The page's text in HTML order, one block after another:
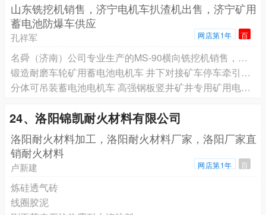
山东铣挖机销售，济宁电机车扒渣机出售，济宁矿用
蓄电池防爆车供应
孔祥军 网店第1年 百
名舜（济南）公司专业生产的MS-90横向铣挖机销售，欢迎来电咨询
锻造耐磨车轮矿用蓄电池电机车 井下对接矿车停车牵引机车
分体可吊装蓄电池电机车 高强钢板竖井矿井专用矿用电机车
24、洛阳锦凯耐火材料有限公司
洛阳耐火材料加工，洛阳耐火材料厂家，洛阳厂家直
销耐火材料
卢新建 网店第1年 百
炼硅透气砖
线圈胶泥